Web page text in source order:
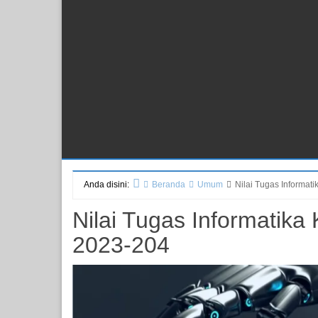
Anda disini: Beranda Umum Nilai Tugas
Nilai Tugas Informatika
2023-204